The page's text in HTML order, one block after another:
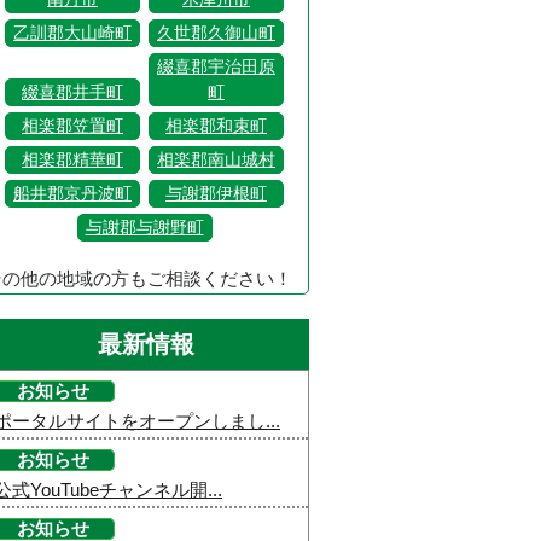
乙訓郡大山崎町
久世郡久御山町
綴喜郡井手町
綴喜郡宇治田原
町
相楽郡笠置町
相楽郡和束町
相楽郡精華町
相楽郡南山城村
船井郡京丹波町
与謝郡伊根町
与謝郡与謝野町
他の地域の方もご相談ください！
最新情報
お知らせ
ータルサイトをオープンしまし...
お知らせ
式YouTubeチャンネル開...
お知らせ